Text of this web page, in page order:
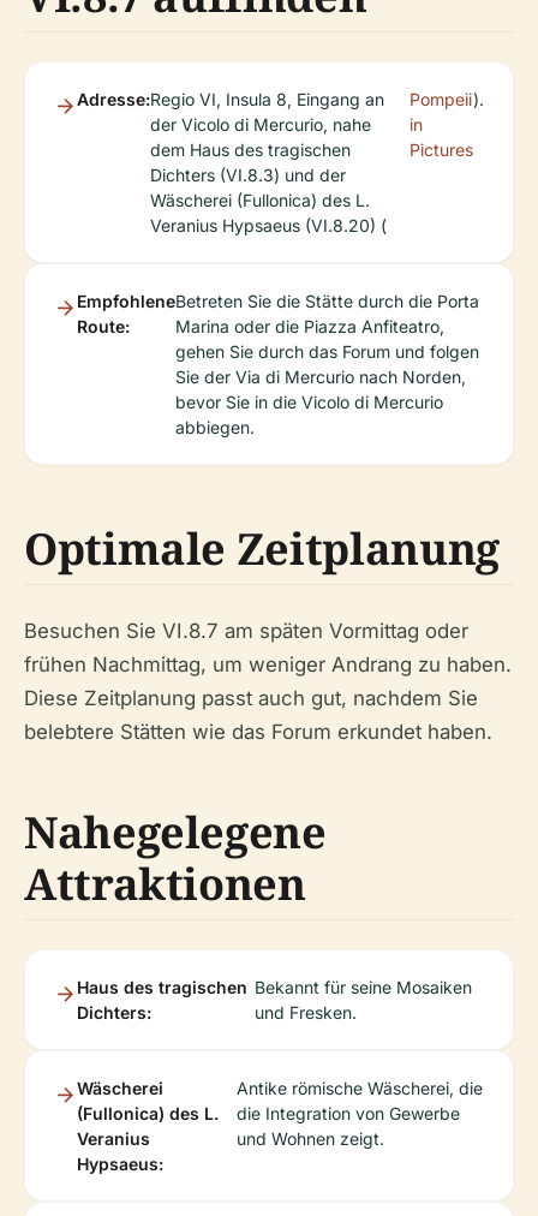
Adresse:Regio VI, Insula 8, Eingang an
der Vicolo di Mercurio, nahe
dem Haus des tragischen
Dichters (VI.8.3) und der
Wäscherei (Fullonica) des L.
Veranius Hypsaeus (VI.8.20) (
Pompeii
in
Pictures
).
Empfohlene
Route:
Betreten Sie die Stätte durch die Porta
Marina oder die Piazza Anfiteatro,
gehen Sie durch das Forum und folgen
Sie der Via di Mercurio nach Norden,
bevor Sie in die Vicolo di Mercurio
abbiegen.
Optimale Zeitplanung
Besuchen Sie VI.8.7 am späten Vormittag oder
frühen Nachmittag, um weniger Andrang zu haben.
Diese Zeitplanung passt auch gut, nachdem Sie
belebtere Stätten wie das Forum erkundet haben.
Nahegelegene
Attraktionen
Haus des tragischen
Dichters:
Bekannt für seine Mosaiken
und Fresken.
Wäscherei
(Fullonica) des L.
Veranius
Hypsaeus:
Antike römische Wäscherei, die
die Integration von Gewerbe
und Wohnen zeigt.